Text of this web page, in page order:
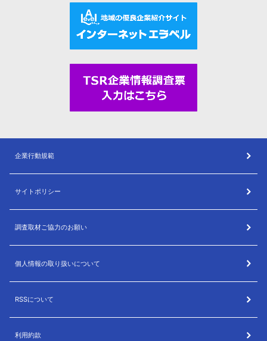
企業行動規範
サイトポリシー
調査取材ご協力のお願い
個人情報の取り扱いについて
RSSについて
利用約款